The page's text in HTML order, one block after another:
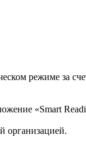
режиме за
«Smart
организацией.